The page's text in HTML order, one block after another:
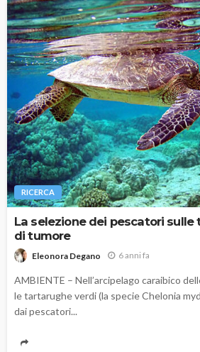
RICERCA
La selezione dei pescatori
di tumore
Eleonora Degano 6 anni fa
AMBIENTE – Nell’arcipelago caraibico
le tartarughe verdi (la specie Chelonia
dai pescatori...